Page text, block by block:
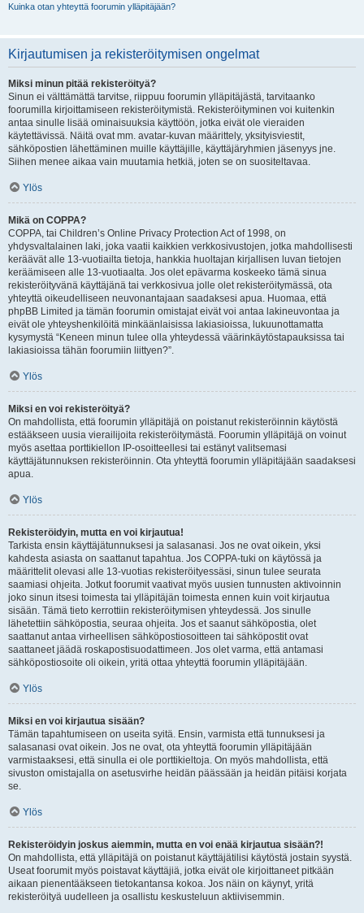
Kuinka otan yhteyttä foorumin ylläpitäjään?
Kirjautumisen ja rekisteröitymisen ongelmat
Miksi minun pitää rekisteröityä?
Sinun ei välttämättä tarvitse, riippuu foorumin ylläpitäjästä, tarvitaanko
foorumilla kirjoittamiseen rekisteröitymistä. Rekisteröityminen voi kuitenkin
antaa sinulle lisää ominaisuuksia käyttöön, jotka eivät ole vieraiden
käytettävissä. Näitä ovat mm. avatar-kuvan määrittely, yksityisviestit,
sähköpostien lähettäminen muille käyttäjille, käyttäjäryhmien jäsenyys jne.
Siihen menee aikaa vain muutamia hetkiä, joten se on suositeltavaa.
Ylös
Mikä on COPPA?
COPPA, tai Children’s Online Privacy Protection Act of 1998, on
yhdysvaltalainen laki, joka vaatii kaikkien verkkosivustojen, jotka mahdollisesti
keräävät alle 13-vuotiailta tietoja, hankkia huoltajan kirjallisen luvan tietojen
keräämiseen alle 13-vuotiaalta. Jos olet epävarma koskeeko tämä sinua
rekisteröityvänä käyttäjänä tai verkkosivua jolle olet rekisteröitymässä, ota
yhteyttä oikeudelliseen neuvonantajaan saadaksesi apua. Huomaa, että
phpBB Limited ja tämän foorumin omistajat eivät voi antaa lakineuvontaa ja
eivät ole yhteyshenkilöitä minkäänlaisissa lakiasioissa, lukuunottamatta
kysymystä “Keneen minun tulee olla yhteydessä väärinkäytöstapauksissa tai
lakiasioissa tähän foorumiin liittyen?”.
Ylös
Miksi en voi rekisteröityä?
On mahdollista, että foorumin ylläpitäjä on poistanut rekisteröinnin käytöstä
estääkseen uusia vierailijoita rekisteröitymästä. Foorumin ylläpitäjä on voinut
myös asettaa porttikiellon IP-osoitteellesi tai estänyt valitsemasi
käyttäjätunnuksen rekisteröinnin. Ota yhteyttä foorumin ylläpitäjään saadaksesi
apua.
Ylös
Rekisteröidyin, mutta en voi kirjautua!
Tarkista ensin käyttäjätunnuksesi ja salasanasi. Jos ne ovat oikein, yksi
kahdesta asiasta on saattanut tapahtua. Jos COPPA-tuki on käytössä ja
määrittelit olevasi alle 13-vuotias rekisteröityessäsi, sinun tulee seurata
saamiasi ohjeita. Jotkut foorumit vaativat myös uusien tunnusten aktivoinnin
joko sinun itsesi toimesta tai ylläpitäjän toimesta ennen kuin voit kirjautua
sisään. Tämä tieto kerrottiin rekisteröitymisen yhteydessä. Jos sinulle
lähetettiin sähköpostia, seuraa ohjeita. Jos et saanut sähköpostia, olet
saattanut antaa virheellisen sähköpostiosoitteen tai sähköpostit ovat
saattaneet jäädä roskapostisuodattimeen. Jos olet varma, että antamasi
sähköpostiosoite oli oikein, yritä ottaa yhteyttä foorumin ylläpitäjään.
Ylös
Miksi en voi kirjautua sisään?
Tämän tapahtumiseen on useita syitä. Ensin, varmista että tunnuksesi ja
salasanasi ovat oikein. Jos ne ovat, ota yhteyttä foorumin ylläpitäjään
varmistaaksesi, että sinulla ei ole porttikieltoja. On myös mahdollista, että
sivuston omistajalla on asetusvirhe heidän päässään ja heidän pitäisi korjata
se.
Ylös
Rekisteröidyin joskus aiemmin, mutta en voi enää kirjautua sisään?!
On mahdollista, että ylläpitäjä on poistanut käyttäjätilisi käytöstä jostain syystä.
Useat foorumit myös poistavat käyttäjiä, jotka eivät ole kirjoittaneet pitkään
aikaan pienentääkseen tietokantansa kokoa. Jos näin on käynyt, yritä
rekisteröityä uudelleen ja osallistu keskusteluun aktiivisemmin.